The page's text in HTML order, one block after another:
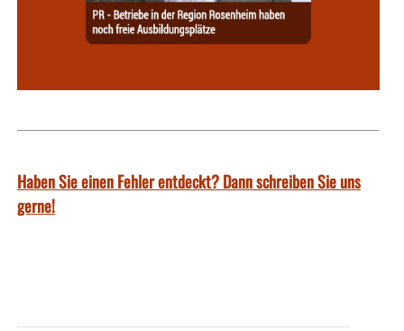
Haben Sie einen Fehler entdeckt? Dann schreiben Sie uns
gerne!